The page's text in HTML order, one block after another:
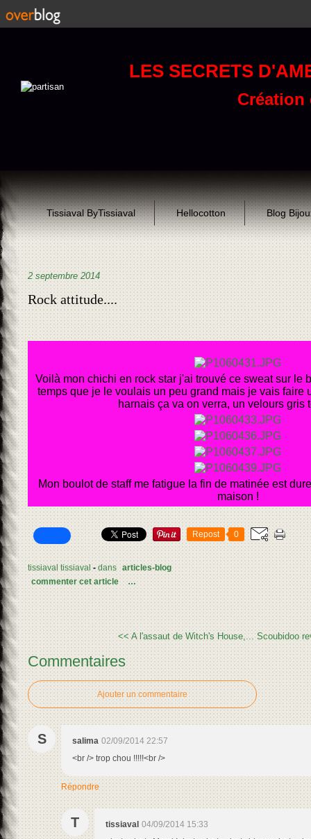
LES SECRETS
Création
Tissiaval ByTissiaval Hellocotton Blog
2 septembre 2014
Rock attitude....
Voilà mon chichi en rock star j'ai trouvé ce sweat sur le
temps que je le voulais un peu grand mais je vais faire
harnais ça va on verra, un velours gris
Mon boulot de staff me fatigue la fin de matinée est
maison !
Repost 0
tissiaval tissiaval - dans articles-blog
commenter cet article
…
<< A l'assaut de Witch's House,... Scoubidoo
Commentaires
Ajouter un commentaire
S salima 02/09/2014 22:57
<br /> trop chou !!!!!<br />
Répondre
T tissiaval 04/09/2014 15:33